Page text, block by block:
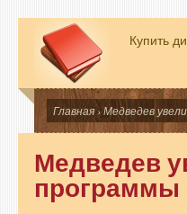
Купить
Главная› Медведев
Медведев
программы